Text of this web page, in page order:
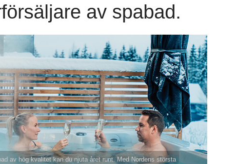
av spabad.
av hög kvalitet kan du njuta året runt. Med Nordens största